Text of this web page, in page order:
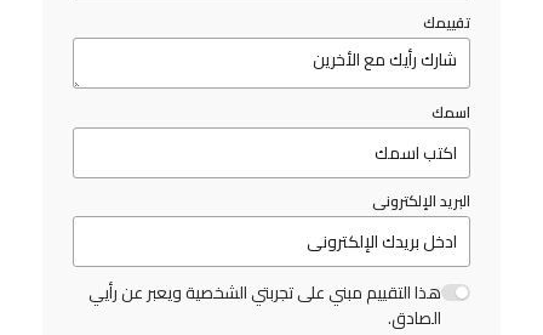
تقييمك
اسمك
البريد الإلكترونى
هذا التقييم مبني على تجربتي الشخصية ويعبر عن رأيي
الصادق.